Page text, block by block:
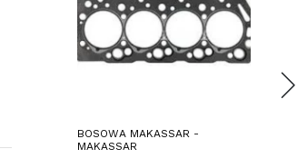
BOSOWA MAKASSAR -
MAKASSAR